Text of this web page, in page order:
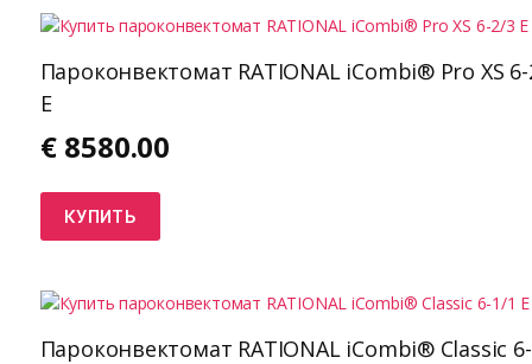
Пароконвектомат RATIONAL iCombi® Pro XS
E
€ 8580.00
КУПИТЬ
Пароконвектомат RATIONAL iCombi® Classic